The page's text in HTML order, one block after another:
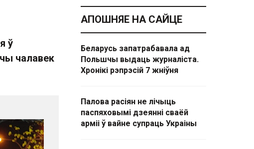
ў
чалавек
АПОШНЯЕ НА САЙЦЕ
Беларусь запатрабавала ад
Польшчы выдаць журналіста.
Хронікі рэпрэсій 7 жніўня
Палова расіян не лічыць
паспяховымі дзеянні сваёй
арміі ў вайне супраць Украіны